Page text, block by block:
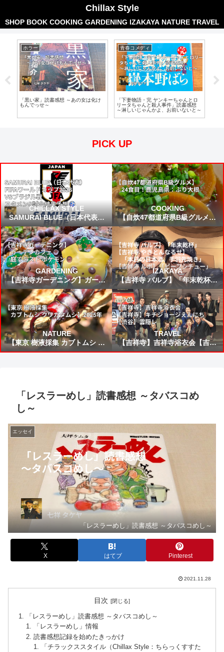
Chillax Style
SHOP BOOK COOKING GARDENING IZAKAYA NATURE TRAVEL
ホラー
「黒い家」読書感想 ～あの女は化け
もんでっせ～
青春コメディ
「下妻物語・完 ヤンキーちゃんとロ
リータちゃんと殺人事件」読書感想
～淋しいじゃんかよ、お前いないと～
PICK UP
CHILLAX STYLE
SAMURAI BLUE（日本代表）
FIFAワールドカップ2026 VSブ
ラジル戦 スタメン&試合結果予
想⚽
COOKING
【自炊47都道府県B級グルメ】
24食目！鹿児島県：ぶり大根
GARDENING
【吉祥寺ガーデニング】ガーデ
ンカフェ☕庭でミスド ポケモン
🍩
IZAKAYA
【吉祥寺 バルブ】「年末乾杯」
【吉祥寺 やきとんなるせ】「本
日の日本酒、手羽先焼き」【吉
祥寺 ルポ】「ビーフシチュー」
NATURE
【東京 樹液採集 カブトムシ ク
ワガタムシ】2025年
TRAVEL
【吉祥寺】吉祥寺浴衣会【吉祥
寺】キチジョージえんにち【渋
「レスラーめし」読書感想 ～タバスコめ
し～
エッセイ
「レスラーめし」読書感想 ～タバスコめし～
X はてブ Pinterest
2021.11.28
目次
「レスラーめし」読書感想 ～タバスコめし～
「レスラーめし」情報
読書感想記録を始めたきっかけ
「チラックススタイル（Chillax Style：ちらっくすすた